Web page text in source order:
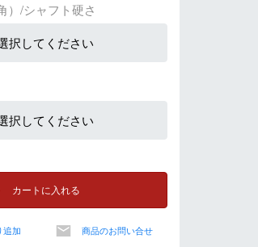
）/シャフト硬さ
択してください
択してください
カートに入れる
追加 商品のお問い合せ